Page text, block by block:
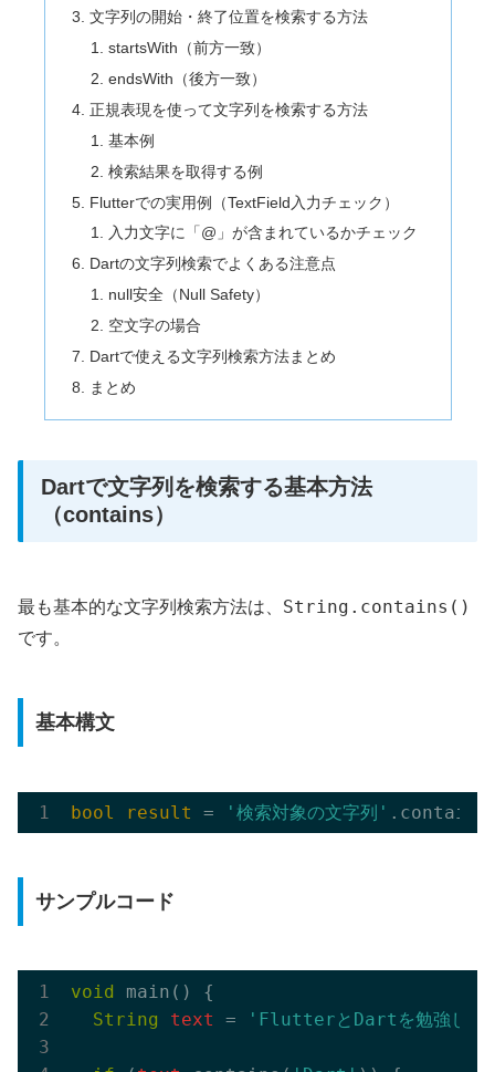
文字列の開始・終了位置を検索する方法
startsWith（前方一致）
endsWith（後方一致）
正規表現を使って文字列を検索する方法
基本例
検索結果を取得する例
Flutterでの実用例（TextField入力チェック）
入力文字に「@」が含まれているかチェック
Dartの文字列検索でよくある注意点
null安全（Null Safety）
空文字の場合
Dartで使える文字列検索方法まとめ
まとめ
Dartで文字列を検索する基本方法
（contains）
最も基本的な文字列検索方法は、 String.contains()
です。
基本構文
bool result = '検索対象の文字列'
サンプルコード
void
main() {
String
text = 'FlutterとDartを勉強して